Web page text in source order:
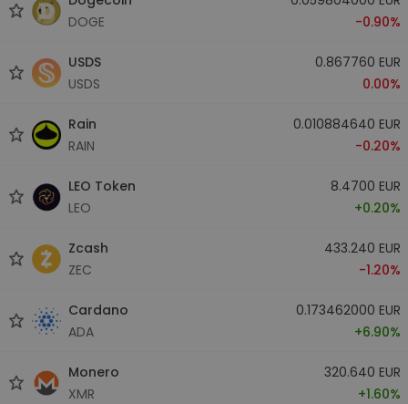
DOGE
-0.90%
USDS
USDS
0.867760 EUR
0.00%
Rain
RAIN
0.010884640 EUR
-0.20%
LEO Token
LEO
8.4700 EUR
+0.20%
Zcash
ZEC
433.240 EUR
-1.20%
Cardano
ADA
0.173462000 EUR
+6.90%
Monero
XMR
320.640 EUR
+1.60%